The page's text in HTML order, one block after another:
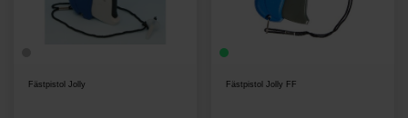
Fästpistol Jolly Fästpistol Jolly FF